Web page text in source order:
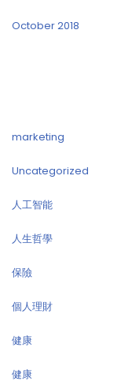
October 2018
marketing
Uncategorized
人工智能
人生哲學
保險
個人理財
健康
健康